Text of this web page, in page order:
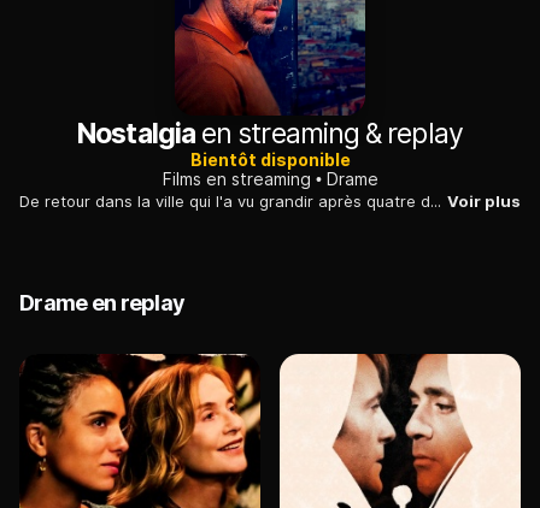
Nostalgiaen streaming & replay
Bientôt disponible
Films en streaming
Drame
De retour dans la ville qui l'a vu grandir après quatre décennies passées à l'étranger, un homme se retrouve à faire face aux démons de son passé. Voir plus
Drame en replay